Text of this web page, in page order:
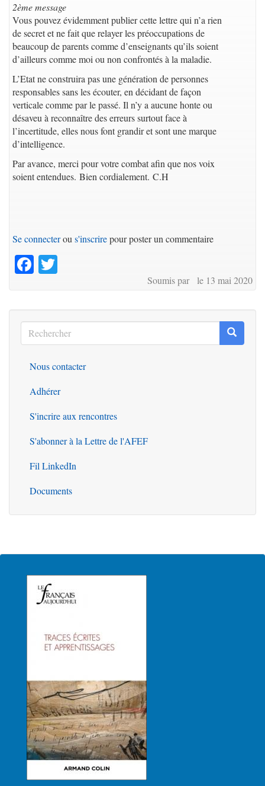
2ème message
Vous pouvez évidemment publier cette lettre qui n’a rien
de secret et ne fait que relayer les préoccupations de
beaucoup de parents comme d’enseignants qu’ils soient
d’ailleurs comme moi ou non confrontés à la maladie.
L’Etat ne construira pas une génération de personnes
responsables sans les écouter, en décidant de façon
verticale comme par le passé. Il n’y a aucune honte ou
désaveu à reconnaître des erreurs surtout face à
l’incertitude, elles nous font grandir et sont une marque
d’intelligence.
Par avance, merci pour votre combat afin que nos voix
soient entendues. Bien cordialement. C.H
Se connecterou s'inscrirepour poster un commentaire
Facebook
Soumis par le 13 mai 2020
Rechercher
Rechercher
Outils
Nous contacter
Adhérer
S'incrire aux rencontres
S'abonner à la Lettre de l'AFEF
Fil LinkedIn
Documents